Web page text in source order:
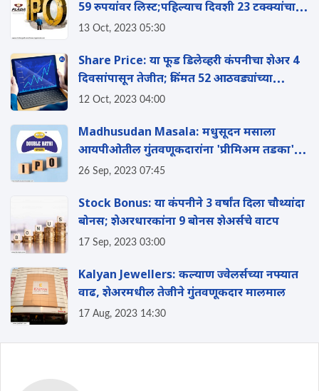
59 रुपयांवर लिस्ट;पहिल्याच दिवशी 23 टक्क्यांचा
नफा
13 Oct, 2023 05:30
Share Price: या फूड डिलेव्हरी कंपनीचा शेअर 4
दिवसांपासून तेजीत; किंमत 52 आठवड्यांच्या
उच्चांकावर
12 Oct, 2023 04:00
Madhusudan Masala: मधुसूदन मसाला
आयपीओतील गुंतवणूकदारांना 'प्रीमिअम तडका';
120 रुपयांवर झाला लिस्टिंग
26 Sep, 2023 07:45
Stock Bonus: या कंपनीने 3 वर्षांत दिला चौथ्यांदा
बोनस; शेअरधारकांना 9 बोनस शेअर्सचे वाटप
17 Sep, 2023 03:00
Kalyan Jewellers: कल्याण ज्वेलर्सच्या नफ्यात
वाढ, शेअरमधील तेजीने गुंतवणूकदार मालमाल
17 Aug, 2023 14:30